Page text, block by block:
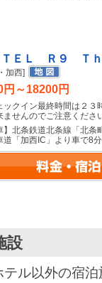
ＴＥＬ Ｒ９ Ｔ
加西]
円～18200円
クイン最終時間は２３
ませんのでご注意くださ
】北条鉄道北条線「北
道「加西IC」より車で8
設
ル以外の宿